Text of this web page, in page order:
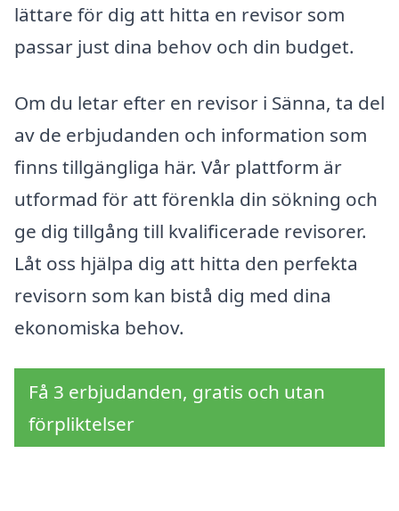
lättare för dig att hitta en revisor som
passar just dina behov och din budget.
Om du letar efter en revisor i Sänna, ta del
av de erbjudanden och information som
finns tillgängliga här. Vår plattform är
utformad för att förenkla din sökning och
ge dig tillgång till kvalificerade revisorer.
Låt oss hjälpa dig att hitta den perfekta
revisorn som kan bistå dig med dina
ekonomiska behov.
Få 3 erbjudanden, gratis och utan
förpliktelser